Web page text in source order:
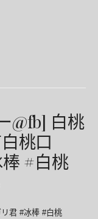
@fb] 白桃
桃口
#白桃
君 #冰棒 #白桃